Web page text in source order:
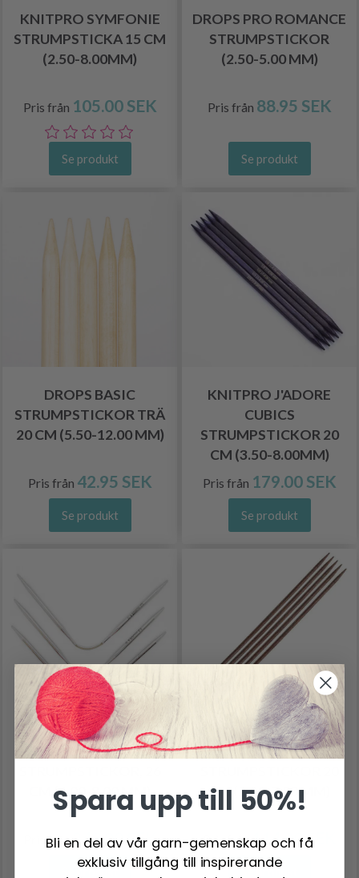
KNITPRO SYMFONIE
STRUMPSTICKA 15 CM
(2.50-8.00MM)
Pris från 105.00 SEK
Se produkt
DROPS PRO ROMANCE
STRUMPSTICKOR
(2.50-5.00 MM)
Pris från 88.95 SEK
Se produkt
DROPS BASIC
STRUMPSTICKOR TRÄ
20 CM (5.50-12.00 MM)
Pris från 42.95 SEK
Se produkt
KNITPRO J'ADORE
CUBICS
STRUMPSTICKOR 20
CM (3.50-8.00MM)
Pris från 179.00 SEK
Se produkt
ADDI CRASYTRIO
CM (4.00-8.00 MM)
Pris från243.00 SEK
Se produkt
PONY PERFECT
CM (2.00-7.50 MM)
Pris från114.00 SEK
Se produkt
Spara upp till 50%!
Bli en del av vår garn-gemenskap och få
exklusiv tillgång till inspirerande